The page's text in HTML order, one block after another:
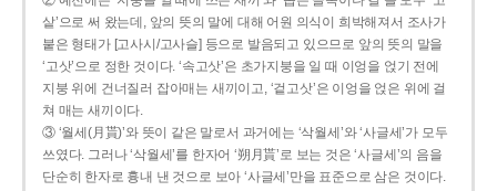
샅’으로 써 왔는데, 앞의 뜻의 말에 대해 어원 의식이 희박해져서 조사가
붙은 형태가 [고사시/고사슬] 등으로 발음되고 있으므로 앞의 뜻의 말을
‘고삿’으로 정한 것이다. ‘속고삿’은 초가지붕을 일 때 이엉을 얹기 전에
지붕 위에 건너질러 잡아매는 새끼이고, ‘겉고삿’은 이엉을 얹은 위에 걸
쳐 매는 새끼이다.
③ ‘월세(月貰)’와 뜻이 같은 말로서 과거에는 ‘삭월세’와 ‘사글세’가 모두
쓰였다. 그러나 ‘삭월세’를 한자어 ‘朔月貰’로 보는 것은 ‘사글세’의 음을
단순히 한자로 흉내 낸 것으로 보아 ‘사글세’만을 표준으로 삼은 것이다.